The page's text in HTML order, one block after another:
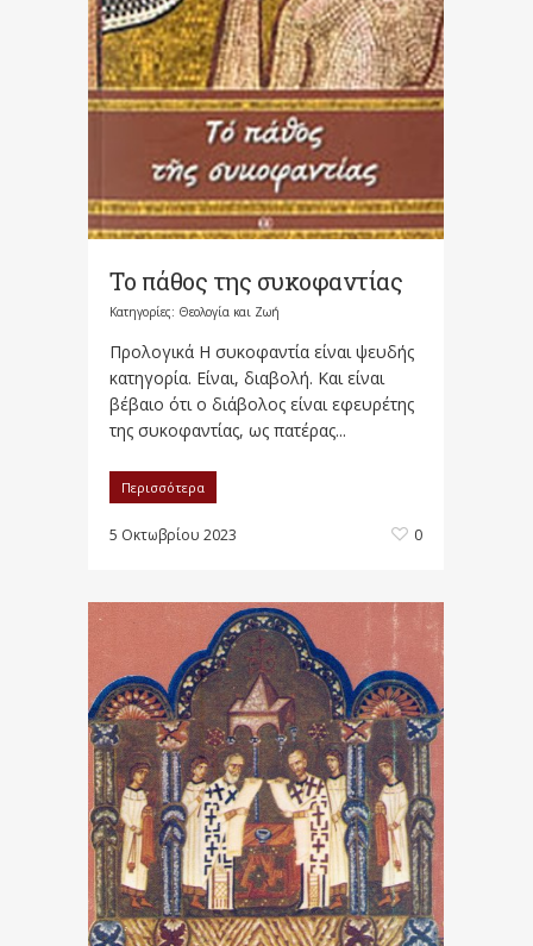
Το πάθος της συκοφαντίας
Κατηγορίες: Θεολογία και Ζωή
Προλογικά Η συκοφαντία είναι ψευδής
κατηγορία. Είναι, διαβολή. Και είναι
βέβαιο ότι ο διάβο­λος είναι εφευρέτης
της συκοφαντίας, ως πα­τέρας...
Περισσότερα
5 Οκτωβρίου 2023 0